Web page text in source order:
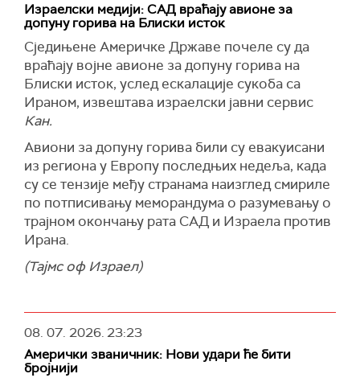
Израелски медији: САД враћају авионе за
допуну горива на Блиски исток
Сједињене Америчке Државе почеле су да
враћају војне авионе за допуну горива на
Блиски исток, услед ескалације сукоба са
Ираном, извештава израелски јавни сервис
Кан.
Авиони за допуну горива били су евакуисани
из региона у Европу последњих недеља, када
су се тензије међу странама наизглед смириле
по потписивању меморандума о разумевању о
трајном окончању рата САД и Израела против
Ирана.
(Тајмс оф Израел)
08. 07. 2026.23:23
Амерички званичник: Нови удари ће бити
бројнији